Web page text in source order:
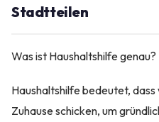
Stadtteilen
Was ist Haushaltshilfe genau?
Haushaltshilfe bedeutet,
Zuhause schicken, um